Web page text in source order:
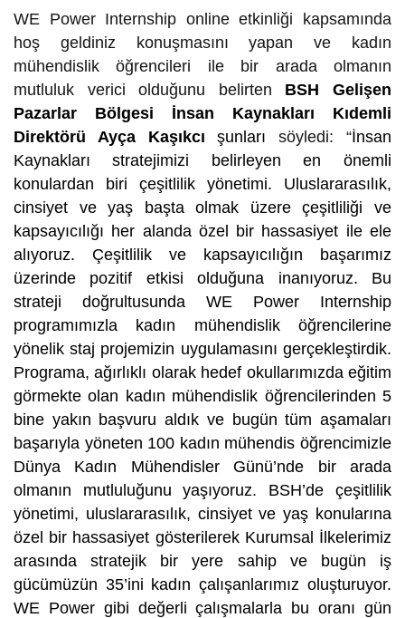
WE Power Internship online etkinliği kapsamında
hoş geldiniz konuşmasını yapan ve kadın
mühendislik öğrencileri ile bir arada olmanın
mutluluk verici olduğunu belirten BSH Gelişen
Pazarlar Bölgesi İnsan Kaynakları Kıdemli
Direktörü Ayça Kaşıkcı şunları söyledi: “İnsan
Kaynakları stratejimizi belirleyen en önemli
konulardan biri çeşitlilik yönetimi. Uluslararasılık,
cinsiyet ve yaş başta olmak üzere çeşitliliği ve
kapsayıcılığı her alanda özel bir hassasiyet ile ele
alıyoruz. Çeşitlilik ve kapsayıcılığın başarımız
üzerinde pozitif etkisi olduğuna inanıyoruz. Bu
strateji doğrultusunda WE Power Internship
programımızla kadın mühendislik öğrencilerine
yönelik staj projemizin uygulamasını gerçekleştirdik.
Programa, ağırlıklı olarak hedef okullarımızda eğitim
görmekte olan kadın mühendislik öğrencilerinden 5
bine yakın başvuru aldık ve bugün tüm aşamaları
başarıyla yöneten 100 kadın mühendis öğrencimizle
Dünya Kadın Mühendisler Günü’nde bir arada
olmanın mutluluğunu yaşıyoruz. BSH’de çeşitlilik
yönetimi, uluslararasılık, cinsiyet ve yaş konularına
özel bir hassasiyet gösterilerek Kurumsal İlkelerimiz
arasında stratejik bir yere sahip ve bugün iş
gücümüzün 35’ini kadın çalışanlarımız oluşturuyor.
WE Power gibi değerli çalışmalarla bu oranı gün